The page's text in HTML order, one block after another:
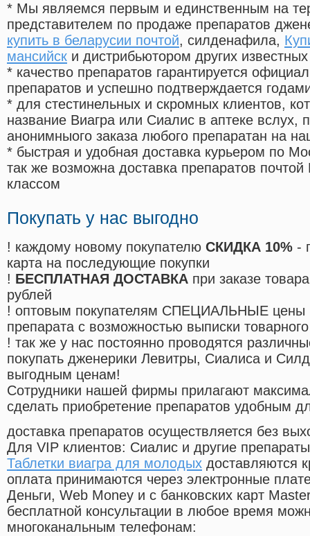
* Мы являемся первым и единственным на
представителем по продаже препаратов
купить в беларусии почтой, силденафила,
мансийск и дистрибьютором других
* качество препаратов гарантируется
препаратов и успешно подтверждается
* для стестинельных и скромных клиентов,
название Виагра или Сиалис в аптеке вслух,
анонимныого заказа любого препаратан на
* быстрая и удобная доставка курьером по
так же возможна доставка препаратов
классом
Покупать у нас выгодно
! каждому новому покупателю СКИДКА 10% -
карта на последующие покупки
! БЕСПЛАТНАЯ ДОСТАВКА при заказе
рублей
! оптовым покупателям СПЕЦИАЛЬНЫЕ цены
препарата с возможностью выписки
! так же у нас постоянно проводятся
покупать дженерики Левитры, Сиалиса и
выгодным ценам!
Cотрудники нашей фирмы прилагают
сделать приобретение препаратов удобным
доставка препаратов осуществляется без
Для VIP клиентов: Сиалис и другие
Таблетки виагра для молодых доставляются
оплата принимаются через электронные
Деньги, Web Money и с банковских карт
бесплатной консультации в любое время
многоканальным телефонам: